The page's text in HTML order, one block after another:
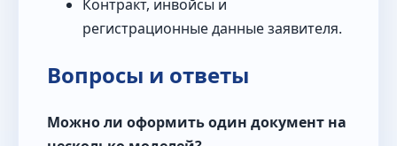
Контракт, инвойсы и
регистрационные данные заявителя.
Вопросы и ответы
Можно ли оформить один документ на